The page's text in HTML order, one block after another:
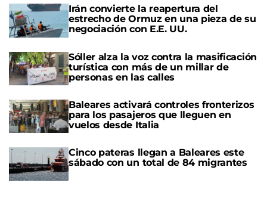
Irán convierte la reapertura del
estrecho de Ormuz en una pieza de su
negociación con E.E. UU.
Sóller alza la voz contra la masificación
turística con más de un millar de
personas en las calles
Baleares activará controles fronterizos
para los pasajeros que lleguen en
vuelos desde Italia
Cinco pateras llegan a Baleares este
sábado con un total de 84 migrantes